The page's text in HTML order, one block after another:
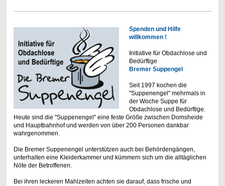
Spenden und Hilfe
willkommen !
Initiative für Obdachlose und
Bedürftige
Bremer Suppengel
Seit 1997 kochen die
"Suppenengel" mehrmals in
der Woche Suppe für
Obdachlose und Bedürftige.
Heute sind die "Suppenengel" eine feste Größe zwischen Domsheide
und Hauptbahnhof und werden von über 200 Personen dankbar
wahrgenommen.
Die Bremer Suppenengel unterstützen auch bei Behördengängen,
unterhalten eine Kleiderkammer und kümmern sich um die alltäglichen
Nöte der Betroffenen.
Bei ihren leckeren Mahlzeiten achten sie darauf, dass frische und